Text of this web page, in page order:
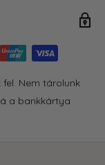
Nem tárolunk
a bankkártya